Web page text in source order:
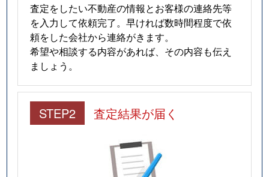
査定をしたい不動産の情報とお客様の連絡先等
を入力して依頼完了。早ければ数時間程度で依
頼をした会社から連絡がきます。
希望や相談する内容があれば、その内容も伝え
ましょう。
STEP2 査定結果が届く